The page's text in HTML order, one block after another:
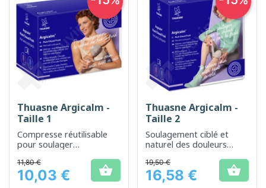
Thuasne Argicalm -
Taille 1
Compresse réutilisable
pour soulager
Prix
11,80 €
10,03 € 
Thuasne Argicalm -
Taille 2
Soulagement ciblé et
naturel des douleurs
thermothérapie et
cryothérapie
Prix
19,50 €
16,58 € 